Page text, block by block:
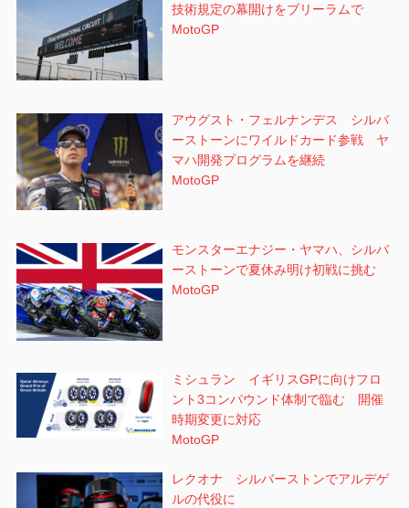
技術規定の幕開けをブリーラムで
MotoGP
アウグスト・フェルナンデス シルバ
ーストーンにワイルドカード参戦 ヤ
マハ開発プログラムを継続
MotoGP
モンスターエナジー・ヤマハ、シルバ
ーストーンで夏休み明け初戦に挑む
MotoGP
ミシュラン イギリスGPに向けフロ
ント3コンパウンド体制で臨む 開催
時期変更に対応
MotoGP
レクオナ シルバーストンでアルデゲ
ルの代役に